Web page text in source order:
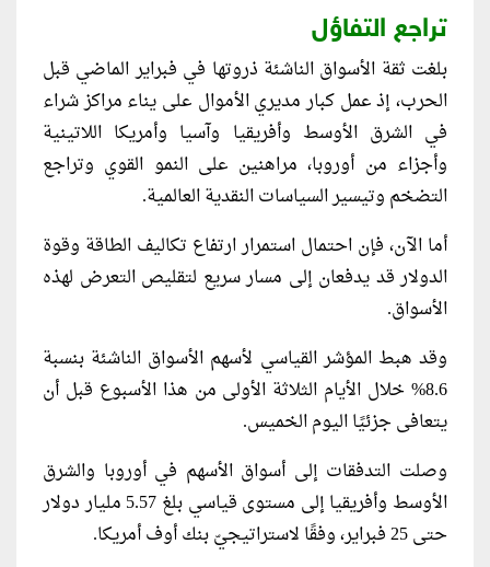
تراجع التفاؤل
بلغت ثقة الأسواق الناشئة ذروتها في فبراير الماضي قبل
الحرب، إذ عمل كبار مديري الأموال على يناء مراكز شراء
في الشرق الأوسط وأفريقيا وآسيا وأمريكا اللاتينية
وأجزاء من أوروبا، مراهنين على النمو القوي وتراجع
التضخم وتيسير السياسات النقدية العالمية.
أما الآن، فإن احتمال استمرار ارتفاع تكاليف الطاقة وقوة
الدولار قد يدفعان إلى مسار سريع لتقليص التعرض لهذه
الأسواق.
وقد هبط المؤشر القياسي لأسهم الأسواق الناشئة بنسبة
8.6% خلال الأيام الثلاثة الأولى من هذا الأسبوع قبل أن
يتعافى جزئيًا اليوم الخميس.
وصلت التدفقات إلى أسواق الأسهم في أوروبا والشرق
الأوسط وأفريقيا إلى مستوى قياسي بلغ 5.57 مليار دولار
حتى 25 فبراير، وفقًا لاستراتيجيّ بنك أوف أمريكا.